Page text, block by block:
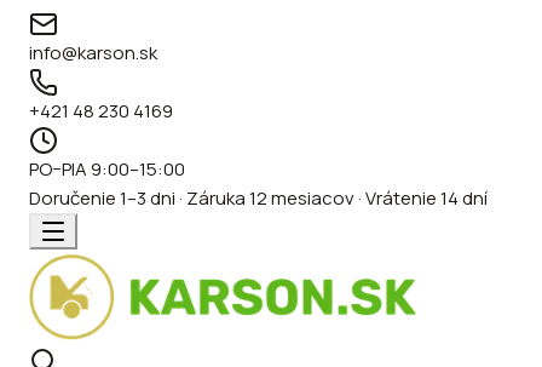
info@karson.sk
+421 48 230 4169
PO–PIA 9:00–15:00
Doručenie 1–3 dni · Záruka 12 mesiacov · Vrátenie 14 dní